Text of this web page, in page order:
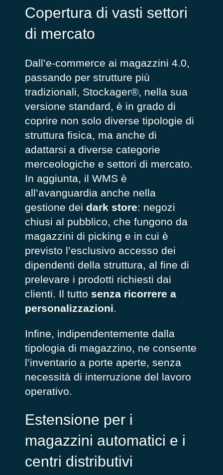
Copertura di vasti settori
di mercato
Dall’e-commerce ai magazzini 4.0,
passando per strutture più
tradizionali, Stockager®, nella sua
versione standard, è in grado di
coprire non solo diverse tipologie di
struttura fisica, ma anche di
adattarsi a diverse categorie
merceologiche e settori di mercato.
In aggiunta, il WMS è
all’avanguardia anche nella
gestione dei dark store: negozi
chiusi al pubblico, che fungono da
magazzini di picking e in cui è
previsto l’esclusivo accesso dei
dipendenti della struttura, al fine di
prelevare i prodotti richiesti dai
clienti. Il tutto senza ricorrere a
personalizzazioni
Infine, indipendentemente dalla
tipologia di magazzino, ne consente
l’inventario a porte aperte, senza
necessità di interruzione del lavoro
operativo.
Estensione per i
magazzini automatici e i
centri distributivi